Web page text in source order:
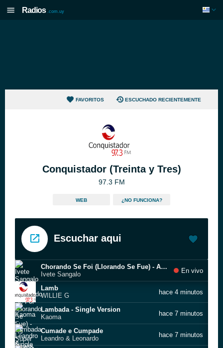
Radios .com.uy
FAVORITOS ESCUCHADO RECIENTEMENTE
Conquistador (Treinta y Tres)
97.3 FM
WEB ¿NO FUNCIONA?
Escuchar aqui
Chorando Se Foi (Llorando Se Fue) - As Super Novas
Ivete Sangalo
En vivo
Lamb
WILLIE G
hace 4 minutos
Lambada - Single Version
Kaoma
hace 7 minutos
Cumade e Cumpade
Leandro & Leonardo
hace 7 minutos